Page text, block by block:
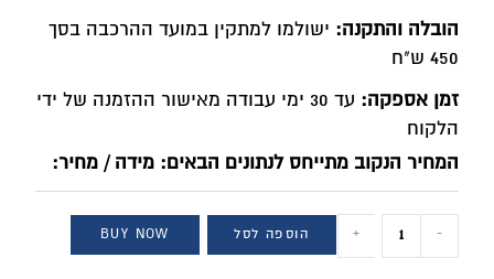
הובלה והתקנה: ישולמו למתקין במועד ההרכבה בסך
450 ש"ח
זמן אספקה:
עד 30 ימי עבודה מאישור ההזמנה של ידי
הלקוח
המחיר הנקוב מתייחס לנתונים הבאים: מידה / מחיר:
-
+ הוספה לסל BUY NOW